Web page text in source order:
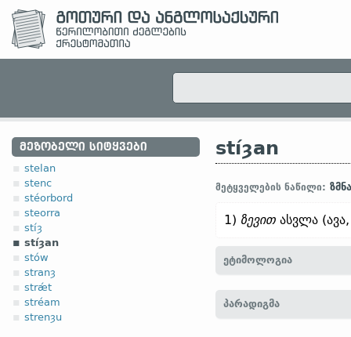
ᲛᲔᲖᲝᲑᲔᲚᲘ ᲡᲘᲢᲧᲕᲔᲑᲘ
stelan
stenc
stéorbord
steorra
stíȝ
stíȝan
stów
stranȝ
strǽt
stréam
strenȝu
stíȝan
მეტყველების ნაწილი: ზმნა
1) ზევით ასვლა
ეტიმოლოგია
stīgan (თანამედრ.
პარადიგმა